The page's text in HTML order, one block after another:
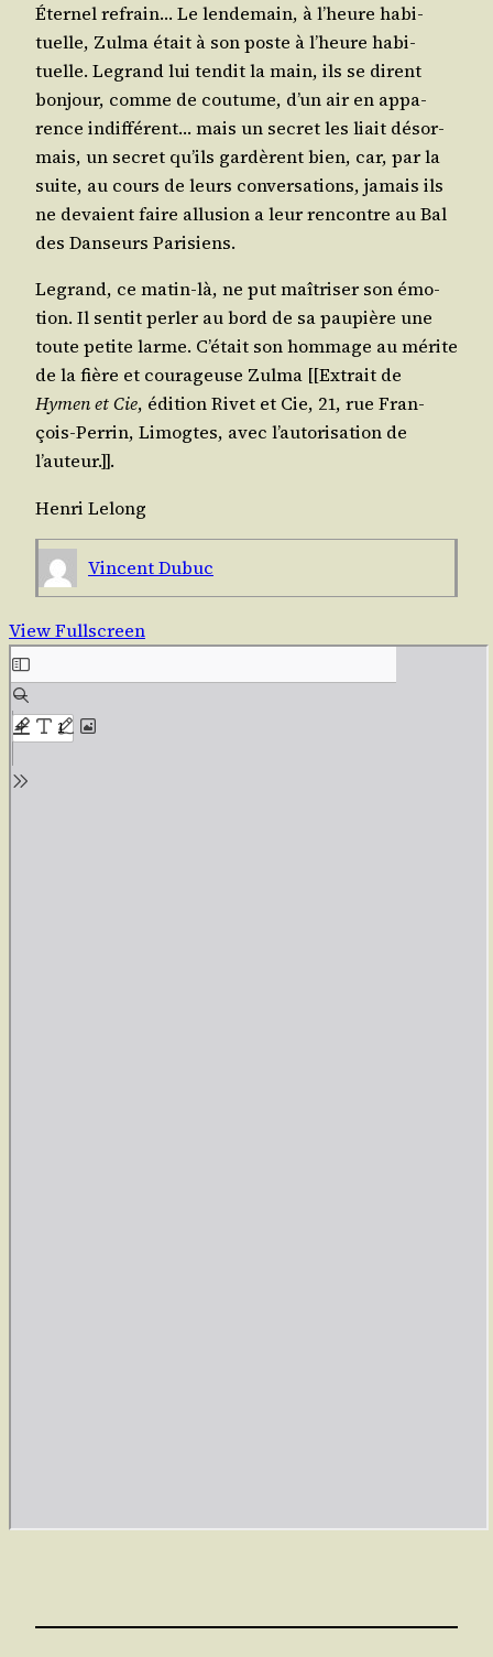
Éter­nel refrain… Le len­de­main, à l’heure habi­
tuelle, Zul­ma était à son poste à l’heure habi­
tuelle. Legrand lui ten­dit la main, ils se dirent
bon­jour, comme de cou­tume, d’un air en appa­
rence indif­fé­rent… mais un secret les liait désor­
mais, un secret qu’ils gar­dèrent bien, car, par la
suite, au cours de leurs conver­sa­tions, jamais ils
ne devaient faire allu­sion a leur ren­contre au Bal
des Dan­seurs Parisiens.
Legrand, ce matin-là, ne put maî­tri­ser son émo­
tion. Il sen­tit per­ler au bord de sa pau­pière une
toute petite larme. C’é­tait son hom­mage au mérite
de la fière et cou­ra­geuse Zul­ma [[Extrait de
Hymen et Cie, édi­tion Rivet et Cie, 21, rue Fran­
çois-Per­rin, Limogtes, avec l’au­to­ri­sa­tion de
l’auteur.]].
Hen­ri Lelong
Vincent Dubuc
View Fullscreen